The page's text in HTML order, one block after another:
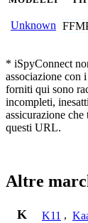
Unknown
* iSpyConnect
associazione con
forniti qui sono
incompleti,
assicurazione
questi URL.
Altre
K K11 ,